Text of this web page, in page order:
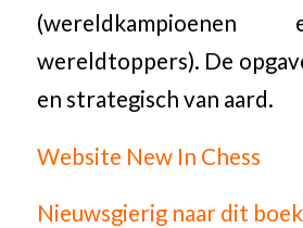
wereldtoppers). De
en strategisch van aard.
Website New In Chess
Nieuwsgierig naar dit